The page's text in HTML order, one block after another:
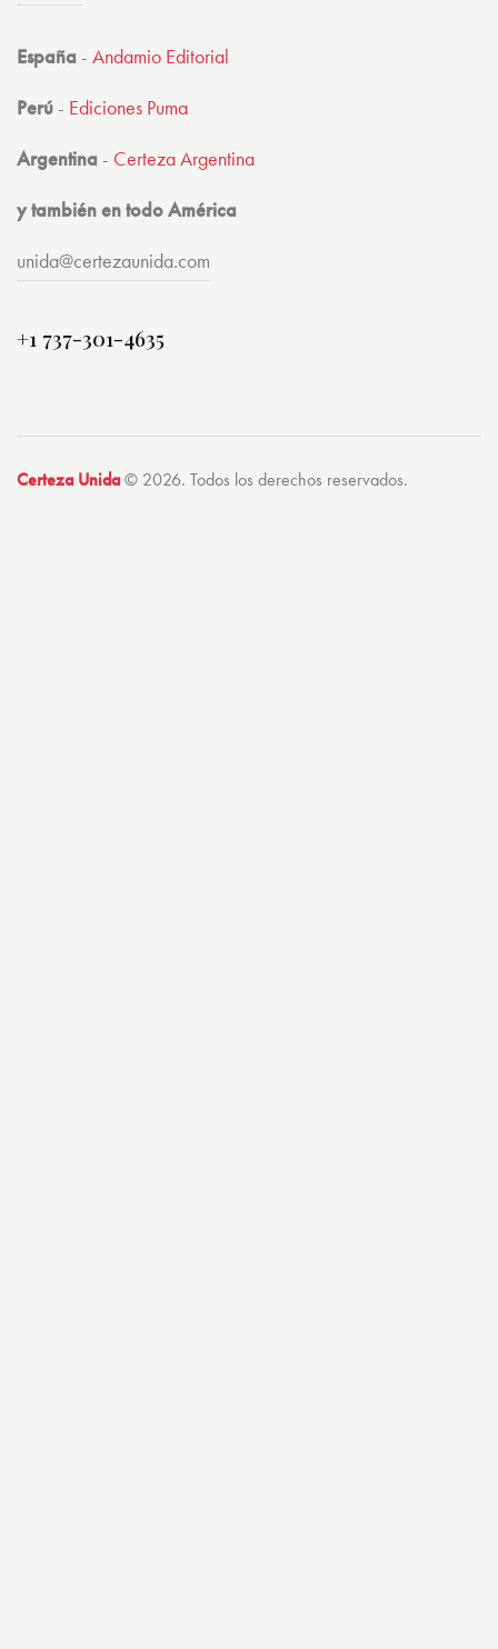
España - Andamio Editorial
Perú - Ediciones Puma
Argentina - Certeza Argentina
y también en todo América
unida@certezaunida.com
+1 737-301-4635
Certeza Unida© 2026. Todos los derechos reservados.